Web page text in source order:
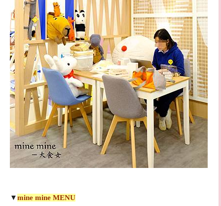
▼mine mine MENU